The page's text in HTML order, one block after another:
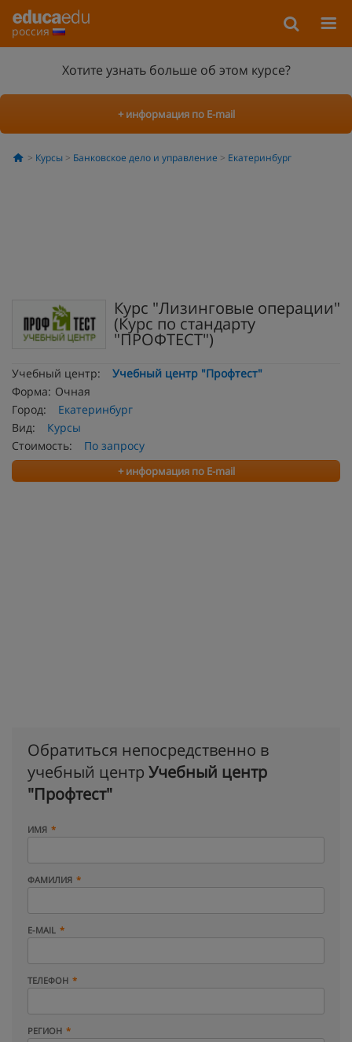
россия
Хотите узнать больше об этом курсе?
+ информация по E-mail
Курсы Банковское дело и управление Екатеринбург
Курс "Лизинговые операции"
(Курс по стандарту
"ПРОФТЕСТ")
Учебный центр:
Учебный центр "Профтест"
Форма: Очная
Город:
Екатеринбург
Вид:
Курсы
Стоимость:
По запросу
+ информация по E-mail
Обратиться непосредственно в
учебный центр Учебный центр
"Профтест"
ИМЯ
ФАМИЛИЯ
E-MAIL
ТЕЛЕФОН
РЕГИОН